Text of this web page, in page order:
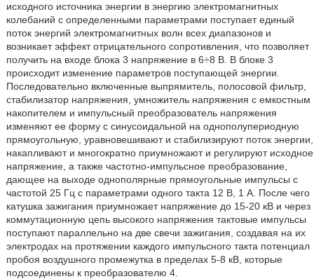
исходного источника энергии в энергию электромагнитных
колебаний с определенными параметрами поступает единый
поток энергий электромагнитных волн всех диапазонов и
возникает эффект отрицательного сопротивления, что позволяет
получить на входе блока 3 напряжение в 6÷8 В. В блоке 3
происходит изменение параметров поступающей энергии.
Последовательно включенные выпрямитель, полосовой фильтр,
стабилизатор напряжения, умножитель напряжения с емкостным
накопителем и импульсный преобразователь напряжения
изменяют ее форму с синусоидальной на однополупериодную
прямоугольную, уравновешивают и стабилизируют поток энергии,
накапливают и многократно приумножают и регулируют исходное
напряжение, а также частотно-импульсное преобразование,
дающее на выходе однополярные прямоугольные импульсы с
частотой 25 Гц с параметрами одного такта 12 В, 1 А. После чего
катушка зажигания приумножает напряжение до 15-20 кВ и через
коммутационную цепь высокого напряжения тактовые импульсы
поступают параллельно на две свечи зажигания, создавая на их
электродах на протяжении каждого импульсного такта потенциал
пробоя воздушного промежутка в пределах 5-8 кВ, которые
подсоединены к преобразователю 4.